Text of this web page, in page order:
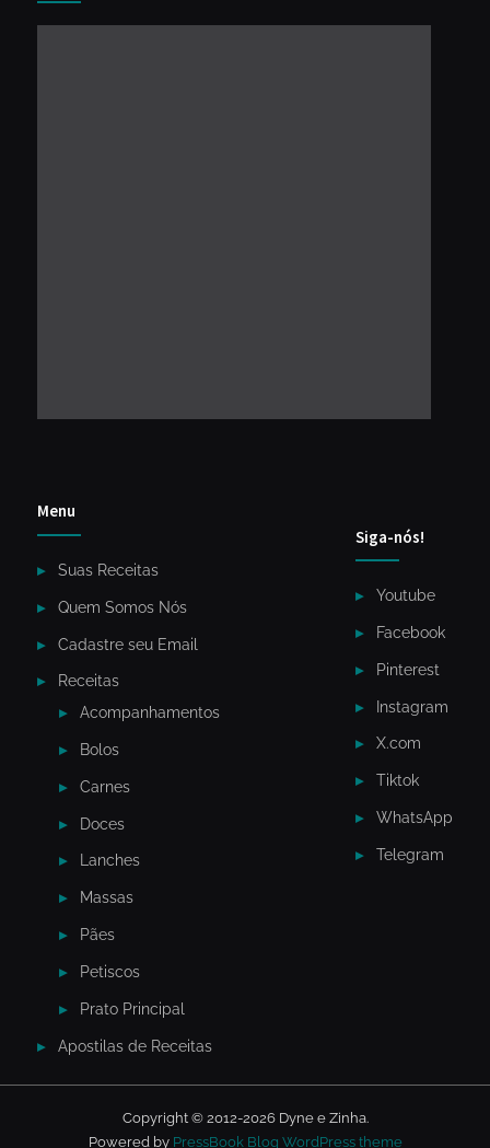
Menu
Suas Receitas
Quem Somos Nós
Cadastre seu Email
Receitas
Acompanhamentos
Bolos
Carnes
Doces
Lanches
Massas
Pães
Petiscos
Prato Principal
Apostilas de Receitas
Siga-nós!
Youtube
Facebook
Pinterest
Instagram
X.com
Tiktok
WhatsApp
Telegram
Copyright © 2012-2026 Dyne e Zinha.
Powered by PressBook Blog WordPress theme